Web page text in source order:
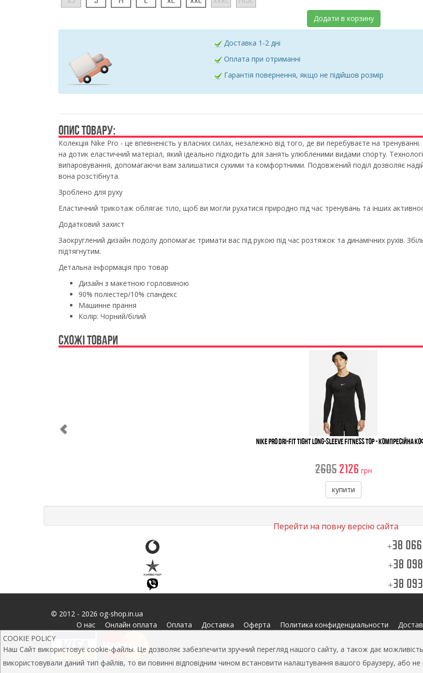
Додати в корзину
Доставка 1-2 дні
Оплата при отриманні
Гарантія повернення, якщо не підійшов розмір
ОПИС ТОВАРУ:
Колекція Nike Pro - це впевненість у власних силах, незалежно від того, де ви перебуваєте на
на дотик еластичний матеріал, який ідеально підходить для занять улюбленими видами спорту.
випаровування, допомагаючи вам залишатися сухими та комфортними. Подовжений поділ дозволяє
вона розстібнута.
Зроблено для руху
Еластичний трикотаж облягає тіло, щоб ви могли рухатися природно під час тренувань та інших
Додатковий захист
Заокруглений дизайн подолу допомагає тримати вас під рукою під час розтяжок та динамічних рухів.
підтягнутим.
Детальна інформація про товар
Дизайн з макетною горловиною
90% поліестер/10% спандекс
Машинне прання
Колір: Чорний/білий
СХОЖІ ТОВАРИ
Nike Pro Dri-FIT Tight Long-Sleeve Fitness Top - Компресійна
26052126 грн
купити
Перейти на повну версію сайта
+38
+38
+38
© 2012 - 2026 og-shop.in.ua
О нас
Онлайн оплата Оплата Доставка Оферта Политика конфиденциальности
COOKIE POLICY
Наш Сайт використовує cookie-файлы. Це дозволяє забезпечити зручний перегляд нашого сайту, а також дає
використовували даний тип файлів, то ви повинні відповідним чином встановити налаштування вашого браузеру, або